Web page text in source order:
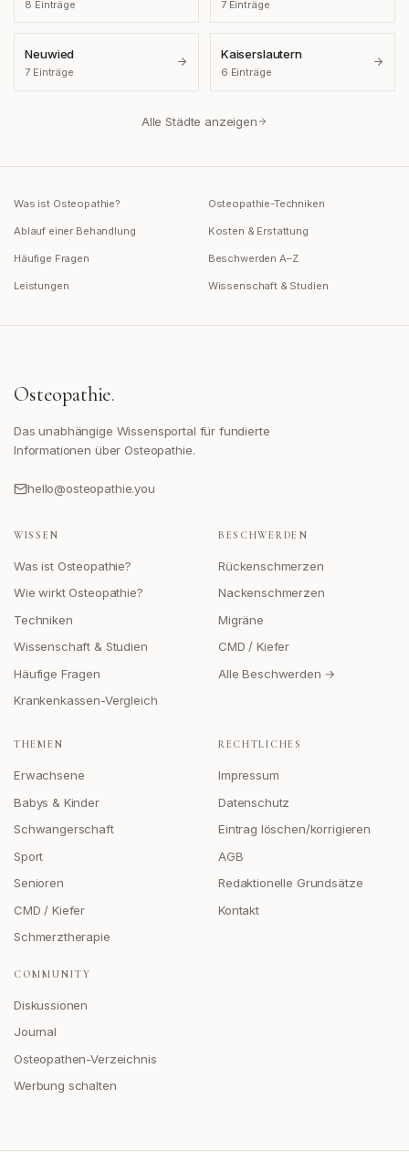
8 Einträge 7Einträge
Neuwied
7 Einträge
Kaiserslautern
6 Einträge
Alle Städte anzeigen
Was ist Osteopathie? Osteopathie-Techniken
Ablauf einer Behandlung Kosten & Erstattung
Häufige Fragen Beschwerden A–Z
Leistungen Wissenschaft & Studien
Osteopathie.
Das unabhängige Wissensportal für fundierte
Informationen über Osteopathie.
hello@osteopathie.you
WISSEN
Was ist Osteopathie?
Wie wirkt Osteopathie?
Techniken
Wissenschaft & Studien
Häufige Fragen
Krankenkassen-Vergleich
BESCHWERDEN
Rückenschmerzen
Nackenschmerzen
Migräne
CMD / Kiefer
Alle Beschwerden →
THEMEN
Erwachsene
Babys & Kinder
Schwangerschaft
Sport
Senioren
CMD / Kiefer
Schmerztherapie
COMMUNITY
Diskussionen
Journal
Osteopathen-Verzeichnis
Werbung schalten
RECHTLICHES
Impressum
Datenschutz
Eintrag löschen/korrigieren
AGB
Redaktionelle Grundsätze
Kontakt